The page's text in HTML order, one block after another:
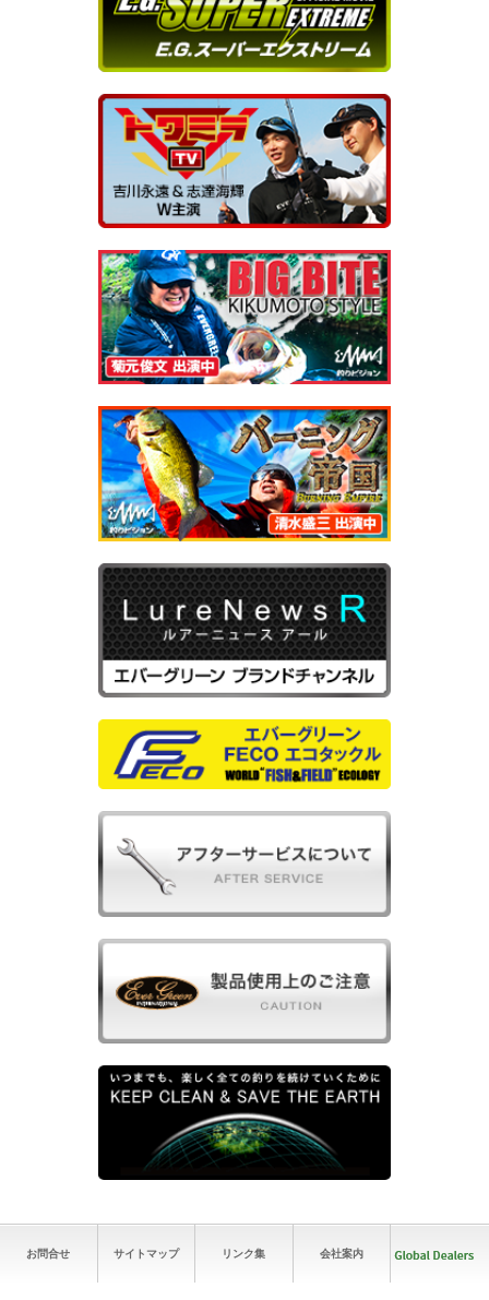
お問合せ サイトマップ リンク集 会社案内